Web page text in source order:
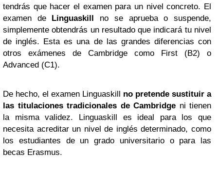
tendrás que hacer el examen para un nivel concreto. El
examen deLinguaskill no se aprueba o suspende,
simplemente obtendrás un resultado que indicará tu nivel
de inglés. Esta es una de las grandes diferencias con
otros exámenes de Cambridge como First (B2) o
Advanced (C1).
De hecho, el examen Linguaskill no pretende sustituir a
las titulaciones tradicionales de Cambridge ni tienen
la misma validez. Linguaskill es ideal para los que
necesita acreditar un nivel de inglés determinado, como
los estudiantes de un grado universitario o para las
becas Erasmus.